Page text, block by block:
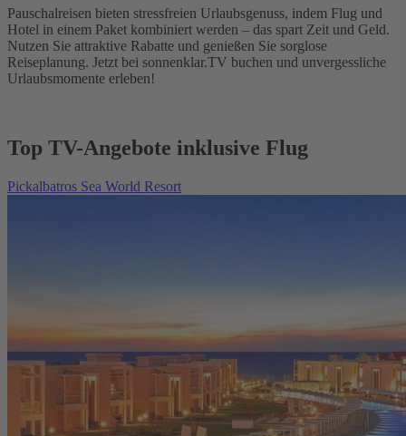
Pauschalreisen bieten stressfreien Urlaubsgenuss, indem Flug und
Hotel in einem Paket kombiniert werden – das spart Zeit und Geld.
Nutzen Sie attraktive Rabatte und genießen Sie sorglose
Reiseplanung. Jetzt bei sonnenklar.TV buchen und unvergessliche
Urlaubsmomente erleben!
Top TV-Angebote inklusive Flug
Pickalbatros Sea World Resort